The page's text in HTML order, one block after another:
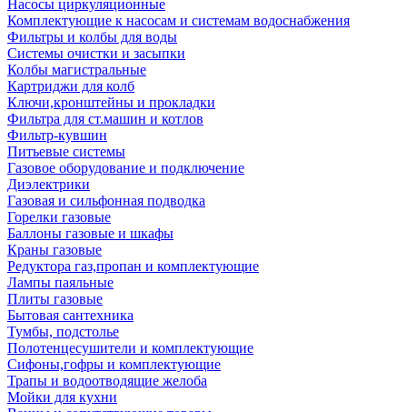
Насосы циркуляционные
Комплектующие к насосам и системам водоснабжения
Фильтры и колбы для воды
Системы очистки и засыпки
Колбы магистральные
Картриджи для колб
Ключи,кронштейны и прокладки
Фильтра для ст.машин и котлов
Фильтр-кувшин
Питьевые системы
Газовое оборудование и подключение
Диэлектрики
Газовая и сильфонная подводка
Горелки газовые
Баллоны газовые и шкафы
Краны газовые
Редуктора газ,пропан и комплектующие
Лампы паяльные
Плиты газовые
Бытовая сантехника
Тумбы, подстолье
Полотенцесушители и комплектующие
Сифоны,гофры и комплектующие
Трапы и водоотводящие желоба
Мойки для кухни